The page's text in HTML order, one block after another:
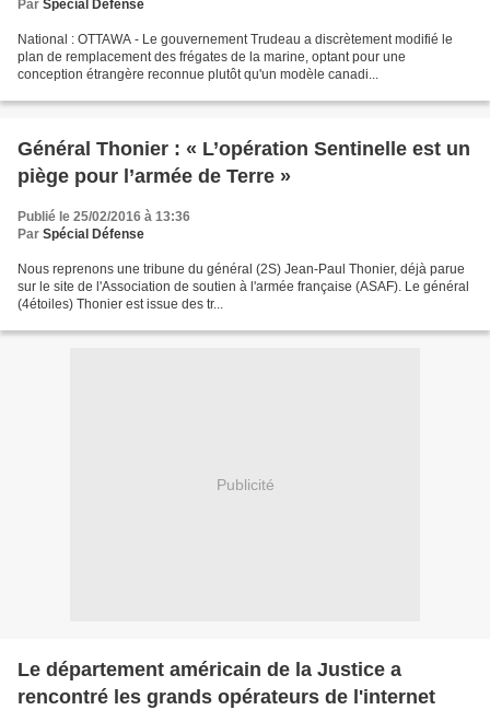
Par Spécial Défense
National : OTTAWA - Le gouvernement Trudeau a discrètement modifié le
plan de remplacement des frégates de la marine, optant pour une
conception étrangère reconnue plutôt qu'un modèle canadi...
Général Thonier : « L’opération Sentinelle est un
piège pour l’armée de Terre »
Publié le 25/02/2016 à 13:36
Par Spécial Défense
Nous reprenons une tribune du général (2S) Jean-Paul Thonier, déjà parue
sur le site de l'Association de soutien à l'armée française (ASAF). Le général
(4étoiles) Thonier est issue des tr...
Publicité
Le département américain de la Justice a
rencontré les grands opérateurs de l'internet